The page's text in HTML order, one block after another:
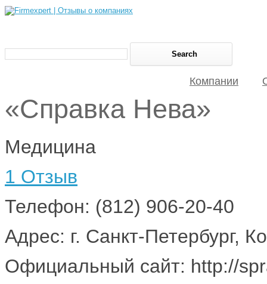
Компании
«Справка Нева»
Медицина
1 Отзыв
Телефон: (812) 906-20-40
Адрес: г. Санкт-Петербург,
Официальный сайт: http://